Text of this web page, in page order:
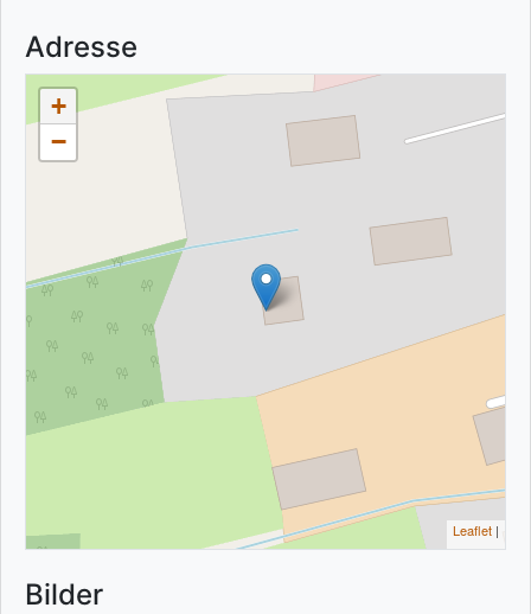
Adresse
+
−
Leaflet |
Bilder